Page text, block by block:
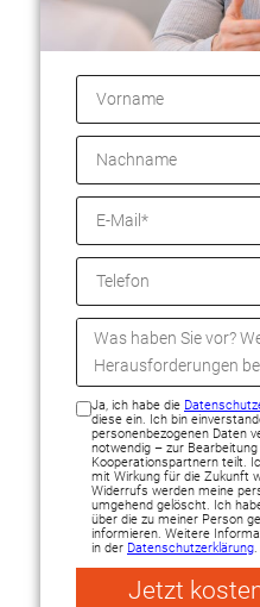
Ja, ich habe die
diese ein. Ich bin
personenbezogenen Daten
notwendig – zur
Kooperationspartnern teilt.
mit Wirkung für die Zukunft
Widerrufs werden meine
umgehend gelöscht. Ich
über die zu meiner Person
informieren. Weitere
in der Datenschutzerklärung.
Jetzt